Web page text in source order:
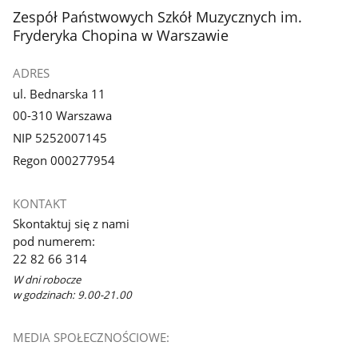
stopka
Zespół Państwowych Szkół Muzycznych im.
Fryderyka Chopina w Warszawie
ADRES
ul. Bednarska 11
00-310 Warszawa
NIP 5252007145
Regon 000277954
KONTAKT
Skontaktuj się z nami
pod numerem:
22 82 66 314
W dni robocze
w godzinach: 9.00-21.00
MEDIA SPOŁECZNOŚCIOWE: